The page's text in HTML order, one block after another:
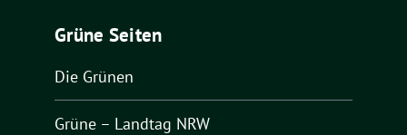
Grüne Seiten
Die Grünen
Grüne – Landtag NRW